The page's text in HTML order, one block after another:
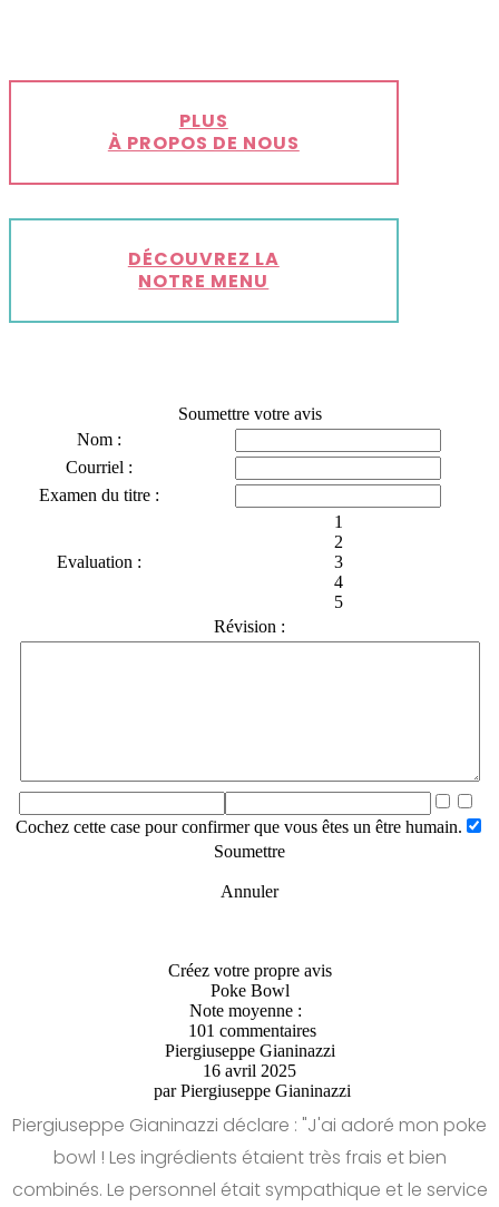
PLUS
À PROPOS DE NOUS
DÉCOUVREZ LA
NOTRE MENU
Soumettre votre avis
Nom :
Courriel :
Examen du titre :
Evaluation :
1
2
3
4
5
Révision :
Cochez cette case pour confirmer que vous êtes un être humain.
Soumettre
Annuler
Créez votre propre avis
Poke Bowl
Note moyenne :
101 commentaires
Piergiuseppe Gianinazzi
16 avril 2025
parPiergiuseppe Gianinazzi
Piergiuseppe Gianinazzi déclare : "J'ai adoré mon poke
bowl ! Les ingrédients étaient très frais et bien
combinés. Le personnel était sympathique et le service